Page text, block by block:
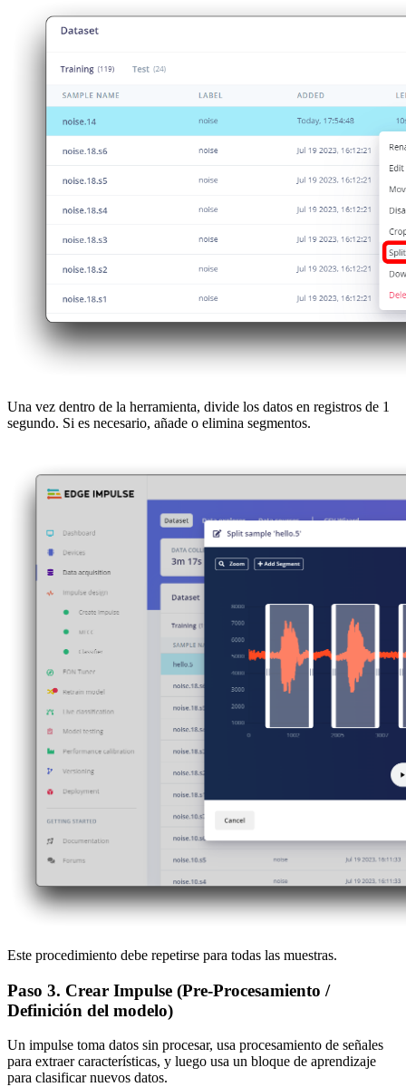
Una vez dentro de la herramienta, divide los datos en registros de 1
segundo. Si es necesario, añade o elimina segmentos.
Este procedimiento debe repetirse para todas las muestras.
Paso 3. Crear Impulse (Pre-Procesamiento /
Definición del modelo)
Un impulse toma datos sin procesar, usa procesamiento de señales
para extraer características, y luego usa un bloque de aprendizaje
para clasificar nuevos datos.